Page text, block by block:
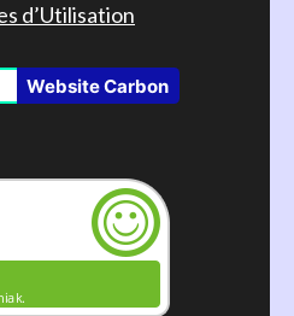
d’Utilisation
Website Carbon